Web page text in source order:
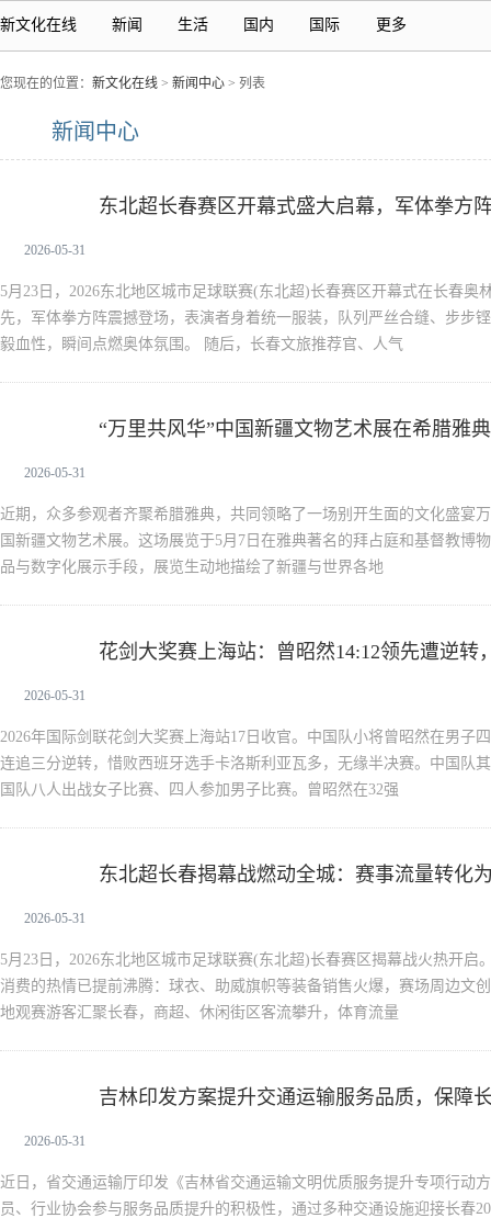
新文化在线 新闻 生活 国内 国际 更多
您现在的位置： 新文化在线 > 新闻中心 > 列表
新闻中心
东北超长春赛区开幕式盛大启幕，军体拳方
2026-05-31
5月23日，2026东北地区城市足球联赛(东北超)长春赛区开幕式在长春奥
先，军体拳方阵震撼登场，表演者身着统一服装，队列严丝合缝、步步
毅血性，瞬间点燃奥体氛围。 随后，长春文旅推荐官、人气
“万里共风华”中国新疆文物艺术展在希腊雅
2026-05-31
近期，众多参观者齐聚希腊雅典，共同领略了一场别开生面的文化盛宴
国新疆文物艺术展。这场展览于5月7日在雅典著名的拜占庭和基督教博
品与数字化展示手段，展览生动地描绘了新疆与世界各地
花剑大奖赛上海站：曾昭然14:12领先遭逆转
2026-05-31
2026年国际剑联花剑大奖赛上海站17日收官。中国队小将曾昭然在男子
连追三分逆转，惜败西班牙选手卡洛斯利亚瓦多，无缘半决赛。中国队
国队八人出战女子比赛、四人参加男子比赛。曾昭然在32强
东北超长春揭幕战燃动全城：赛事流量转化
2026-05-31
5月23日，2026东北地区城市足球联赛(东北超)长春赛区揭幕战火热开启
消费的热情已提前沸腾：球衣、助威旗帜等装备销售火爆，赛场周边文
地观赛游客汇聚长春，商超、休闲街区客流攀升，体育流量
吉林印发方案提升交通运输服务品质，保障
2026-05-31
近日，省交通运输厅印发《吉林省交通运输文明优质服务提升专项行动
员、行业协会参与服务品质提升的积极性，通过多种交通设施迎接长春